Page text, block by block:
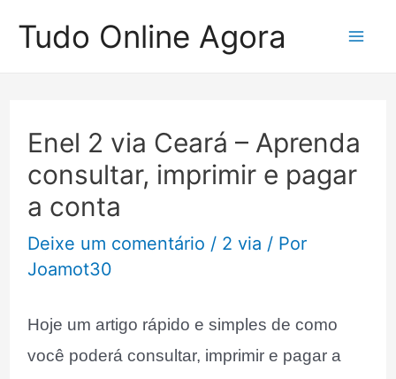
paraTudo Online Agora
Enel 2 via Ceará – Aprenda
consultar, imprimir e pagar
a conta
Deixe um comentário / 2 via / Por
Joamot30
Hoje um artigo rápido e simples de como
você poderá consultar, imprimir e pagar a